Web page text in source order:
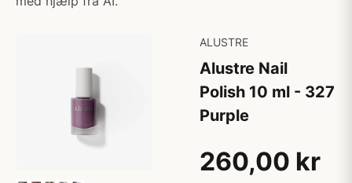
ALUSTRE
Alustre Nail
Polish 10 ml - 327
Purple
260,00 kr